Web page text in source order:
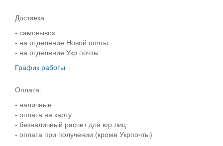
Доставка
- самовывоз
- на отделение Новой почты
- на отделение Укр почты
График работы
Оплата:
- наличные
- оплата на карту
- безналичный расчет для юр.лиц
- оплата при получении (кроме Укрпочты)